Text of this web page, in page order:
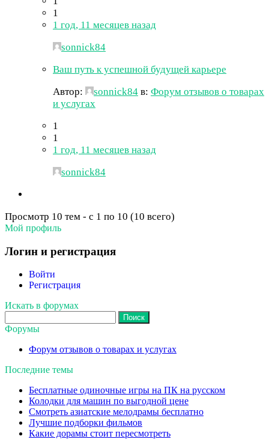
1
1 год, 11 месяцев назад
sonnick84
Ваш путь к успешной будущей карьере
Автор:
sonnick84 в: Форум отзывов о товарах
и услугах
1
1
1 год, 11 месяцев назад
sonnick84
Просмотр 10 тем - с 1 по 10 (10 всего)
Мой профиль
Логин и регистрация
Войти
Регистрация
Искать в форумах
Форумы
Форум отзывов о товарах и услугах
Последние темы
Бесплатные одиночные игры на ПК на русском
Колодки для машин по выгодной цене
Смотреть азиатские мелодрамы бесплатно
Лучшие подборки фильмов
Какие дорамы стоит пересмотреть